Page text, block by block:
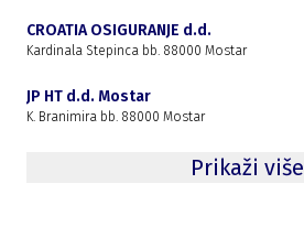
CROATIA OSIGURANJE d.d.
Kardinala Stepinca bb. 88000 Mostar
JP HT d.d. Mostar
K. Branimira bb. 88000 Mostar
Prikaži više